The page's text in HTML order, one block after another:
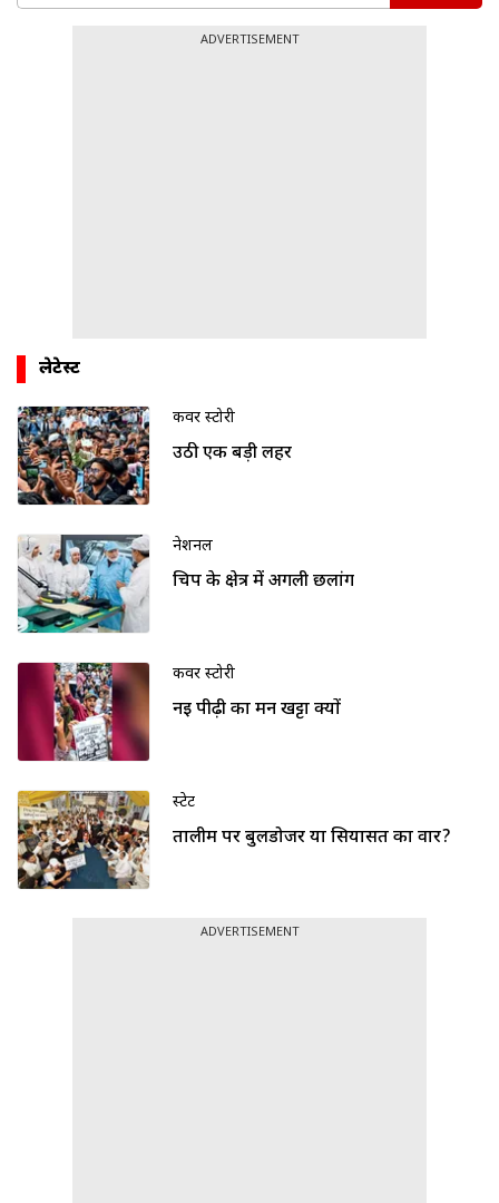
ADVERTISEMENT
लेटेस्ट
कवर स्टोरी
उठी एक बड़ी लहर
नेशनल
चिप के क्षेत्र में अगली छलांग
कवर स्टोरी
नई पीढ़ी का मन खट्टा क्यों
स्टेट
तालीम पर बुलडोजर या सियासत का वार?
ADVERTISEMENT